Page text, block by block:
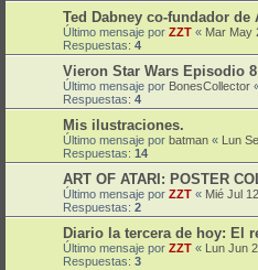
Ted Dabney co-fundador de
Último mensaje por ZZT « Mar May
Respuestas: 4
Vieron Star Wars Episodio
Último mensaje por BonesCollector
Respuestas: 4
Mis ilustraciones.
Último mensaje por batman « Lun
Respuestas: 14
ART OF ATARI: POSTER
Último mensaje por ZZT « Mié Jul
Respuestas: 2
Diario la tercera de hoy: El
Último mensaje por ZZT « Lun Jun
Respuestas: 3